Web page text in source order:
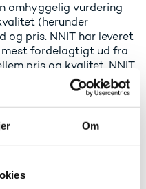
Om
omhyggelig vurdering
(herunder
og pris. NNIT har leveret
fordelagtigt ud fra
pris og kvalitet. NNIT
forståelse for og
behov samt
projektet løber i otte
samt